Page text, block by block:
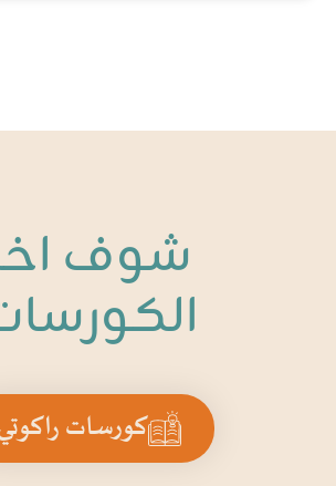
شوف
كورسات راكوتي